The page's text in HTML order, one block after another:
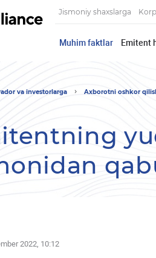
Jismoniy shaxslarga
Muhim faktlar Emitent
va investorlarga Axborotni oshkor
2022, 10:12